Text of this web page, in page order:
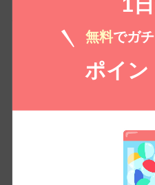
た。純粋な愛情が溢れていて、彼
す。一花と諒の心の交流に胸がキ
た。恋愛小説にありがちな展開だ
惹かれる瞬間があり、すごく共感
1
無料でガ
ポイン